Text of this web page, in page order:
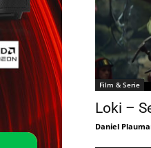
Film & Serie
Loki –
Daniel